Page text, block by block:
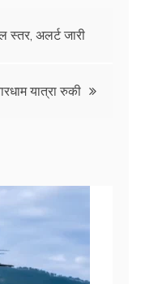
स्तर, अलर्ट जारी
यात्रा रुकी